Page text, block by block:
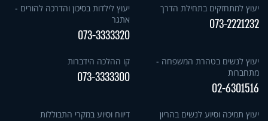
יעוץ למתחזקים בתחילת הדרך
073-2221232
יעוץ לילדות בסיכון והדרכה להורים -
אתגר
073-3333320
יעוץ לנשים בטהרת המשפחה -
מתחברות
02-6301516
קו ההלכה הידברות
073-3333300
יעוץ תמיכה וסיוע לנשים בהריון דיווח וסיוע במקרי התבוללות